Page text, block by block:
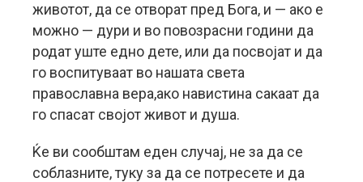
животот, да се отворат пред Бога, и — ако е
можно — дури и во повозрасни години да
родат уште едно дете, или да посвојат и да
го воспитуваат во нашата света
православна вера,ако навистина сакаат да
го спасат својот живот и душа.
Ќе ви сообштам еден случај, не за да се
соблазните, туку за да се потресете и да